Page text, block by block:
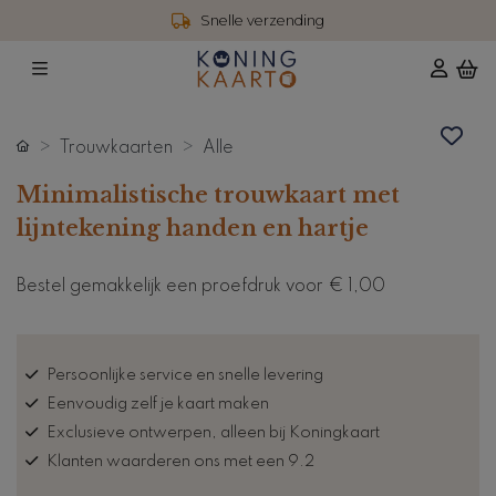
Snelle verzending
Trouwkaarten Alle
Minimalistische trouwkaart met
lijntekening handen en hartje
Bestel gemakkelijk een proefdruk voor € 1,00
Persoonlijke service en snelle levering
Eenvoudig zelf je kaart maken
Exclusieve ontwerpen, alleen bij Koningkaart
Klanten waarderen ons met een 9.2